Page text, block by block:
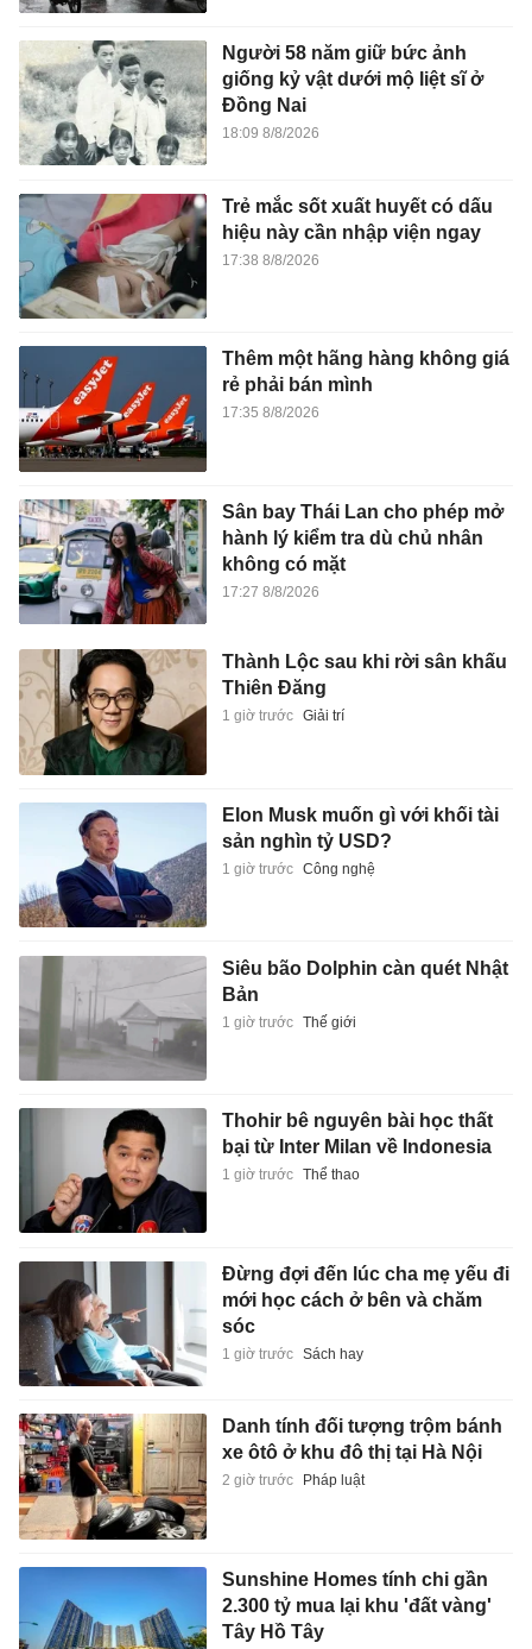
Người 58 năm giữ bức ảnh
giống kỷ vật dưới mộ liệt sĩ ở
Đồng Nai
18:09 8/8/2026
Trẻ mắc sốt xuất huyết có dấu
hiệu này cần nhập viện ngay
17:38 8/8/2026
Thêm một hãng hàng không giá
rẻ phải bán mình
17:35 8/8/2026
Sân bay Thái Lan cho phép mở
hành lý kiểm tra dù chủ nhân
không có mặt
17:27 8/8/2026
Thành Lộc sau khi rời sân khấu
Thiên Đăng
1 giờ trước Giải trí
Elon Musk muốn gì với khối tài
sản nghìn tỷ USD?
1 giờ trước Công nghệ
Siêu bão Dolphin càn quét Nhật
Bản
1 giờ trước Thế giới
Thohir bê nguyên bài học thất
bại từ Inter Milan về Indonesia
1 giờ trước Thể thao
Đừng đợi đến lúc cha mẹ yếu đi
mới học cách ở bên và chăm
sóc
1 giờ trước Sách hay
Danh tính đối tượng trộm bánh
xe ôtô ở khu đô thị tại Hà Nội
2 giờ trước Pháp luật
Sunshine Homes tính chi gần
2.300 tỷ mua lại khu 'đất vàng'
Tây Hồ Tây